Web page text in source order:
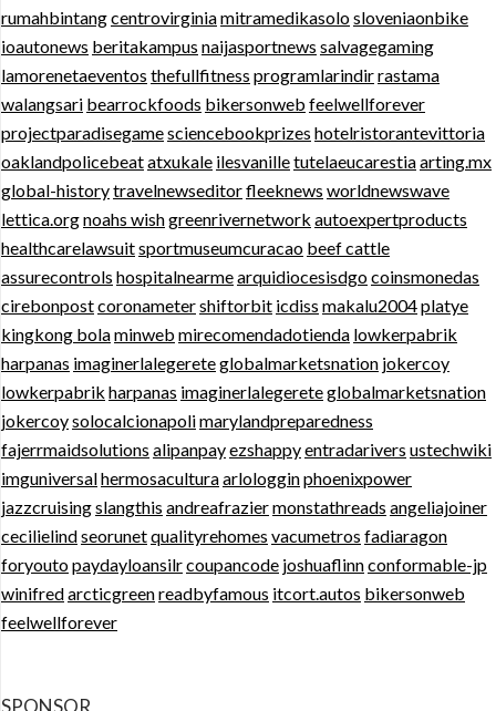
rumahbintangcentrovirginiamitramedikasolosloveniaonbike
ioautonews beritakampus naijasportnews salvagegaming
lamorenetaeventos thefullfitness programlarindirrastama
walangsari bearrockfoods bikersonweb feelwellforever
projectparadisegamesciencebookprizes hotelristorantevittoria
oaklandpolicebeatatxukale ilesvanilletutelaeucarestiaarting.mx
global-historytravelnewseditorfleeknews worldnewswave
lettica.orgnoahs wishgreenrivernetwork autoexpertproducts
healthcarelawsuitsportmuseumcuracao beef cattle
assurecontrols hospitalnearmearquidiocesisdgocoinsmonedas
cirebonpostcoronametershiftorbit icdiss makalu2004platye
kingkong bolaminweb mirecomendadotienda lowkerpabrik
harpanas imaginerlalegereteglobalmarketsnation jokercoy
lowkerpabrik harpanas imaginerlalegereteglobalmarketsnation
jokercoysolocalcionapolimarylandpreparedness
fajerrmaidsolutions alipanpayezshappyentradarivers ustechwiki
imguniversalhermosaculturaarlologginphoenixpower
jazzcruisingslangthis andreafraziermonstathreads angeliajoiner
cecilielindseorunetqualityrehomes vacumetros fadiaragon
foryoutopaydayloansilrcoupancode joshuaflinnconformable-jp
winifredarcticgreenreadbyfamous itcort.autos bikersonweb
feelwellforever
SPONSOR